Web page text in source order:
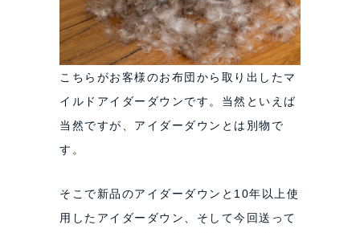
こちらがお客様のお布団から取り出したマ
イルドアイダーダウンです。当然といえば
当然ですが、アイダーダウンとは別物で
す。
そこで新品のアイダーダウンと10年以上使
用したアイダーダウン、そして今回送って